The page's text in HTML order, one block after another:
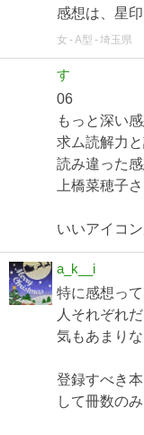
感想は、星
女 A型 埼玉県
す
06
もっと深い
求ム読解力
読み違った
上橋菜穂子
いいアイコ
a_k__i
特に感想っ
人それぞれ
気もあまりな
登録すべき
して冊数の